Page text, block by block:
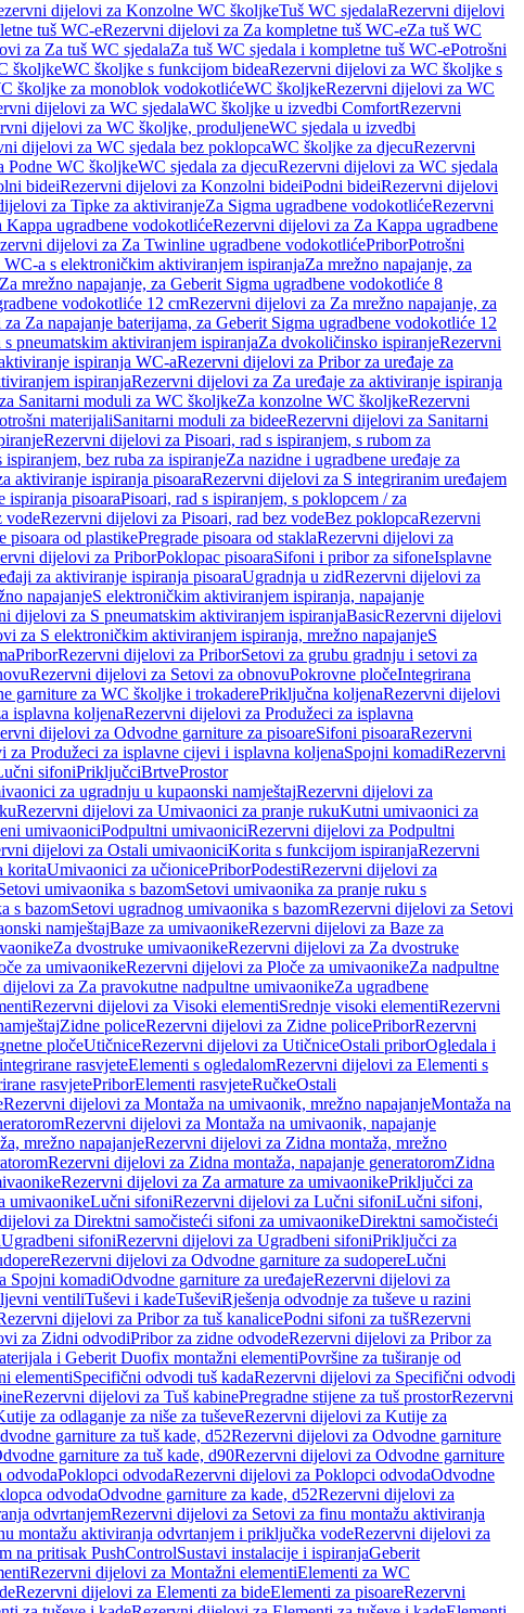
dijelovi za Konzolne WC školjkeTuš WC sjedalaRezervni dijelovi
tuš WC-eRezervni dijelovi za Za kompletne tuš WC-eZa tuš WC
za Za tuš WC sjedalaZa tuš WC sjedala i kompletne tuš WC-ePotrošni
školjkeWC školjke s funkcijom bideaRezervni dijelovi za WC školjke s
školjke za monoblok vodokotlićeWC školjkeRezervni dijelovi za WC
dijelovi za WC sjedalaWC školjke u izvedbi ComfortRezervni
dijelovi za WC školjke, produljeneWC sjedala u izvedbi
dijelovi za WC sjedala bez poklopcaWC školjke za djecuRezervni
Podne WC školjkeWC sjedala za djecuRezervni dijelovi za WC sjedala
bideiRezervni dijelovi za Konzolni bideiPodni bideiRezervni dijelovi
za Tipke za aktiviranjeZa Sigma ugradbene vodokotlićeRezervni
Kappa ugradbene vodokotlićeRezervni dijelovi za Za Kappa ugradbene
dijelovi za Za Twinline ugradbene vodokotlićePriborPotrošni
a s elektroničkim aktiviranjem ispiranjaZa mrežno napajanje, za
Za mrežno napajanje, za Geberit Sigma ugradbene vodokotliće 8
vodokotliće 12 cmRezervni dijelovi za Za mrežno napajanje, za
Za napajanje baterijama, za Geberit Sigma ugradbene vodokotliće 12
pneumatskim aktiviranjem ispiranjaZa dvokoličinsko ispiranjeRezervni
ispiranja WC-aRezervni dijelovi za Pribor za uređaje za
ispiranjaRezervni dijelovi za Za uređaje za aktiviranje ispiranja
Sanitarni moduli za WC školjkeZa konzolne WC školjkeRezervni
materijaliSanitarni moduli za bideeRezervni dijelovi za Sanitarni
Rezervni dijelovi za Pisoari, rad s ispiranjem, s rubom za
bez ruba za ispiranjeZa nazidne i ugradbene uređaje za
aktiviranje ispiranja pisoaraRezervni dijelovi za S integriranim uređajem
ispiranja pisoaraPisoari, rad s ispiranjem, s poklopcem / za
vodeRezervni dijelovi za Pisoari, rad bez vodeBez poklopcaRezervni
pisoara od plastikePregrade pisoara od staklaRezervni dijelovi za
dijelovi za PriborPoklopac pisoaraSifoni i pribor za sifoneIsplavne
za aktiviranje ispiranja pisoaraUgradnja u zidRezervni dijelovi za
napajanjeS elektroničkim aktiviranjem ispiranja, napajanje
dijelovi za S pneumatskim aktiviranjem ispiranjaBasicRezervni dijelovi
za S elektroničkim aktiviranjem ispiranja, mrežno napajanjeS
PriborRezervni dijelovi za PriborSetovi za grubu gradnju i setovi za
Rezervni dijelovi za Setovi za obnovuPokrovne pločeIntegrirana
garniture za WC školjke i trokaderePriključna koljenaRezervni dijelovi
isplavna koljenaRezervni dijelovi za Produžeci za isplavna
dijelovi za Odvodne garniture za pisoareSifoni pisoaraRezervni
za Produžeci za isplavne cijevi i isplavna koljenaSpojni komadiRezervni
sifoniPriključciBrtveProstor
za ugradnju u kupaonski namještajRezervni dijelovi za
Rezervni dijelovi za Umivaonici za pranje rukuKutni umivaonici za
umivaoniciPodpultni umivaoniciRezervni dijelovi za Podpultni
dijelovi za Ostali umivaoniciKorita s funkcijom ispiranjaRezervni
koritaUmivaonici za učionicePriborPodestiRezervni dijelovi za
umivaonika s bazomSetovi umivaonika za pranje ruku s
s bazomSetovi ugradnog umivaonika s bazomRezervni dijelovi za Setovi
namještajBaze za umivaonikeRezervni dijelovi za Baze za
Za dvostruke umivaonikeRezervni dijelovi za Za dvostruke
za umivaonikeRezervni dijelovi za Ploče za umivaonikeZa nadpultne
za Za pravokutne nadpultne umivaonikeZa ugradbene
Rezervni dijelovi za Visoki elementiSrednje visoki elementiRezervni
Zidne policeRezervni dijelovi za Zidne policePriborRezervni
pločeUtičniceRezervni dijelovi za UtičniceOstali priborOgledala i
rasvjeteElementi s ogledalomRezervni dijelovi za Elementi s
rasvjetePriborElementi rasvjeteRučkeOstali
Rezervni dijelovi za Montaža na umivaonik, mrežno napajanjeMontaža na
Rezervni dijelovi za Montaža na umivaonik, napajanje
mrežno napajanjeRezervni dijelovi za Zidna montaža, mrežno
Rezervni dijelovi za Zidna montaža, napajanje generatoromZidna
Rezervni dijelovi za Za armature za umivaonikePriključci za
umivaonikeLučni sifoniRezervni dijelovi za Lučni sifoniLučni sifoni,
za Direktni samočisteći sifoni za umivaonikeDirektni samočisteći
Ugradbeni sifoniRezervni dijelovi za Ugradbeni sifoniPriključci za
Rezervni dijelovi za Odvodne garniture za sudopereLučni
Spojni komadiOdvodne garniture za uređajeRezervni dijelovi za
ventiliTuševi i kadeTuševiRješenja odvodnje za tuševe u razini
dijelovi za Pribor za tuš kanalicePodni sifoni za tušRezervni
za Zidni odvodiPribor za zidne odvodeRezervni dijelovi za Pribor za
i Geberit Duofix montažni elementiPovršine za tuširanje od
elementiSpecifični odvodi tuš kadaRezervni dijelovi za Specifični odvodi
Rezervni dijelovi za Tuš kabinePregradne stijene za tuš prostorRezervni
za odlaganje za niše za tuševeRezervni dijelovi za Kutije za
garniture za tuš kade, d52Rezervni dijelovi za Odvodne garniture
garniture za tuš kade, d90Rezervni dijelovi za Odvodne garniture
odvodaPoklopci odvodaRezervni dijelovi za Poklopci odvodaOdvodne
odvodaOdvodne garniture za kade, d52Rezervni dijelovi za
odvrtanjemRezervni dijelovi za Setovi za finu montažu aktiviranja
montažu aktiviranja odvrtanjem i priključka vodeRezervni dijelovi za
na pritisak PushControlSustavi instalacije i ispiranjaGeberit
Rezervni dijelovi za Montažni elementiElementi za WC
Rezervni dijelovi za Elementi za bideElementi za pisoareRezervni